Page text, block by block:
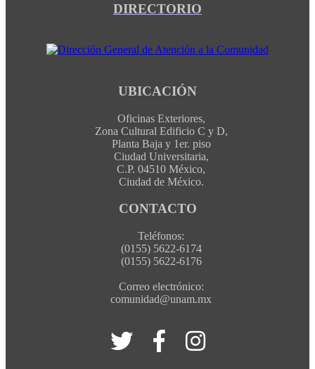
DIRECTORIO
UBICACIÓN
Oficinas Exteriores,
Zona Cultural Edificio C y D,
Planta Baja y 1er. piso
Ciudad Universitaria,
C.P. 04510 México,
Ciudad de México.
CONTACTO
Teléfonos:
(0155) 5622-6174
(0155) 5622-6176
Correo electrónico:
comunidad@unam.mx